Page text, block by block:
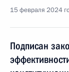
15 февраля 2024
Подписан